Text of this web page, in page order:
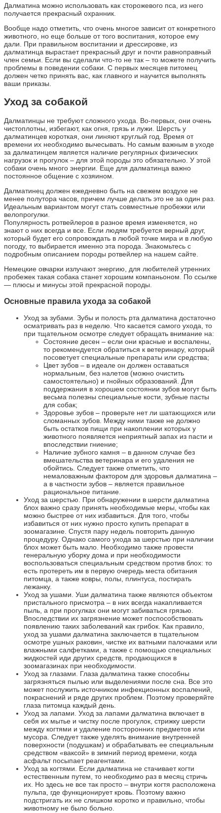
Далматина можно использовать как сторожевого пса, из него
получается прекрасный охранник.
Вообще надо отметить, что очень многое зависит от конкретного
животного, но еще больше от того воспитания, которое ему
дали. При правильном воспитании и дрессировке, из
далматинца вырастает прекрасный друг и почти равноправный
член семьи. Если вы сделали что-то не так – то можете получить
проблемы в поведении собаки. С первых месяцев питомец
должен четко принять вас, как главного и научится выполнять
ваши приказы.
Уход за собакой
Далматинцы не требуют сложного ухода. Во-первых, они очень
чистоплотны, избегают, как огня, грязь и лужи. Шерсть у
далматинцев короткая, они линяют круглый год. Время от
времени их необходимо вычесывать. Но самым важным в уходе
за далматинцем является наличие регулярных физических
нагрузок и прогулок – для этой породы это обязательно. У этой
собаки очень много энергии. Еще для далматинца важно
постоянное общение с хозяином.
Далматинец должен ежедневно быть на свежем воздухе не
менее полутора часов, причем лучше делать это не за один раз.
Идеальным вариантом могут стать совместные пробежки или
велопрогулки.
Популярность ротвейлеров в разное время изменяется, но
знают о них всегда и все. Если людям требуется верный друг,
который будет его сопровождать в любой точке мира и в любую
погоду, то выбирается именно эта порода. Знакомьтесь с
подробным описанием породы ротвейлер на нашем сайте.
Немецкие овчарки излучают энергию, для любителей утренних
пробежек такая собака станет хорошим компаньоном. По ссылке
— плюсы и минусы этой прекрасной породы.
Основные правила ухода за собакой
Уход за зубами. Зубы и полость рта далматина достаточно
осматривать раз в неделю. Что касается самого ухода, то
при тщательном осмотре следует обращать внимание на:
Состояние десен – если они красные и воспалены,
то рекомендуется обратиться к ветеринару, который
посоветует специальные препараты или средства;
Цвет зубов – в идеале он должен оставаться
нормальным, без налетов (можно очистить
самостоятельно) и гнойных образований. Для
поддержания в хорошем состоянии зубов могут быть
весьма полезны специальные кости, зубные пасты
для собак;
Здоровье зубов – проверьте нет ли шатающихся или
сломанных зубов. Между ними также не должно
быть остатков пищи при накоплении которых у
животного появляется неприятный запах из пасти и
впоследствии гниение;
Наличие зубного камня – в данном случае без
вмешательства ветеринара и его удаления не
обойтись. Следует также отметить, что
немаловажным фактором для здоровья далматина –
а в частности зубов – является правильное
рациональное питание.
Уход за шерстью. При обнаружении в шерсти далматина
блох важно сразу принять необходимые меры, чтобы как
можно быстрее от них избавиться. Для того, чтобы
избавиться от них нужно просто купить препарат в
зоомагазине. Спустя пару недель повторить данную
процедуру. Однако самого ухода за шерстью при наличии
блох может быть мало. Необходимо также провести
генеральную уборку дома и при необходимости
воспользоваться специальным средством против блох: то
есть протереть им в первую очередь места обитания
питомца, а также ковры, полы, плинтуса, постирать
лежанку.
Уход за ушами. Уши далматина также являются объектом
пристального присмотра – в них всегда накапливается
пыль, а при прогулках они могут забиваться грязью.
Впоследствии их загрязнение может поспособствовать
появлению таких заболеваний как грибок. Как правило,
уход за ушами далматина заключается в тщательном
осмотре ушных раковин, чистке их ватными палочками или
влажными салфетками, а также с помощью специальных
жидкостей иди других средств, продающихся в
зоомагазинах при необходимости.
Уход за глазами. Глаза далматина также способны
загрязняться пылью или выделениями после сна. Все это
может послужить источником инфекционных воспалений,
покраснений и ряде других проблем. Поэтому проверяйте
глаза питомца каждый день.
Уход за лапами. Уход за лапами далматина включает в
себя их мытье и чистку после прогулок, стрижку шерсти
между когтями и удаление посторонних предметов или
мусора. Следует также уделять внимание внутренней
поверхности (подушкам) и обрабатывать ее специальным
средством «ваксой» в зимний период времени, когда
асфальт посыпает реагентами.
Уход за когтями. Если далматина не стачивает когти
естественным путем, то необходимо раз в месяц стричь
их. Но здесь не все так просто – внутри когтя расположена
пульпа, где функционирует кровь. Поэтому важно
подстригать их не слишком коротко и правильно, чтобы
животному не было больно.